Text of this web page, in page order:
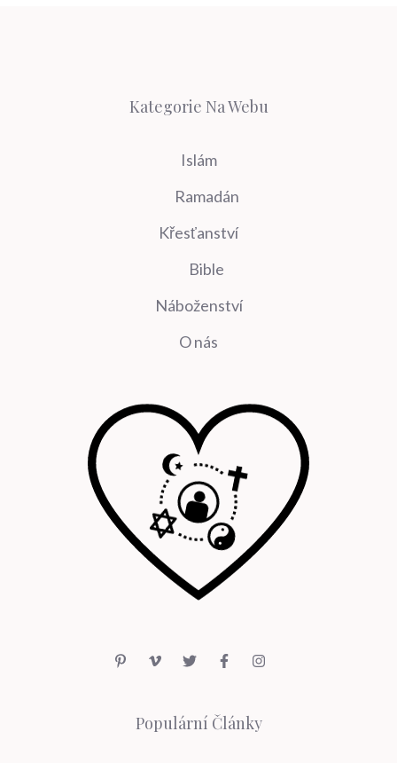
Kategorie Na Webu
Islám
Ramadán
Křesťanství
Bible
Náboženství
O nás
Populární Články